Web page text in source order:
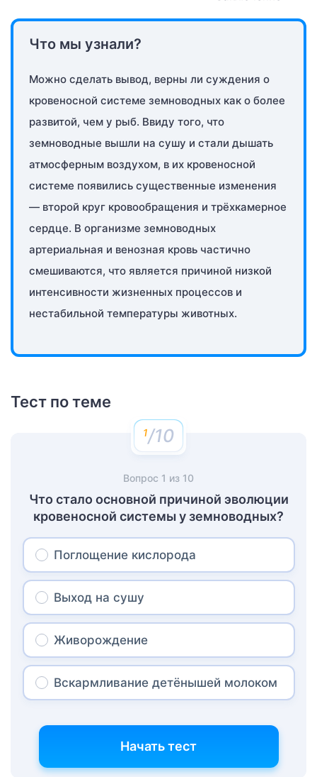
Что мы узнали?
Можно сделать вывод, верны ли суждения о
кровеносной системе земноводных как о более
развитой, чем у рыб. Ввиду того, что
земноводные вышли на сушу и стали дышать
атмосферным воздухом, в их кровеносной
системе появились существенные изменения
— второй круг кровообращения и трёхкамерное
сердце. В организме земноводных
артериальная и венозная кровь частично
смешиваются, что является причиной низкой
интенсивности жизненных процессов и
нестабильной температуры животных.
Тест по теме
/10
Вопрос 1 из 10
Что стало основной причиной эволюции
кровеносной системы у земноводных?
Поглощение кислорода
Выход на сушу
Живорождение
Вскармливание детёнышей молоком
Начать тест